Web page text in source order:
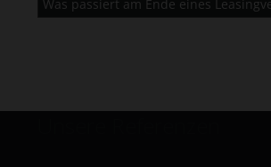
Was passiert am Ende eines